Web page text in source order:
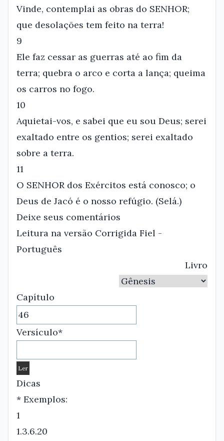
Vinde, contemplai as obras do SENHOR;
que desolações tem feito na terra!
9
Ele faz cessar as guerras até ao fim da
terra; quebra o arco e corta a lança; queima
os carros no fogo.
10
Aquietai-vos, e sabei que eu sou Deus; serei
exaltado entre os gentios; serei exaltado
sobre a terra.
11
O SENHOR dos Exércitos está conosco; o
Deus de Jacó é o nosso refúgio. (Selá.)
Deixe seus comentários
Leitura na versão Corrigida Fiel -
Português
Livro
Capítulo
Versículo*
Dicas
* Exemplos:
1
1.3.6.20